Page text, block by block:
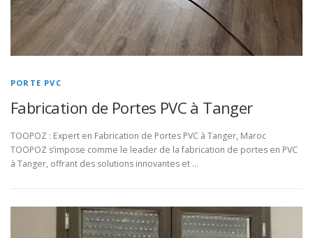
PORTE PVC
Fabrication de Portes PVC à Tanger
TOOPOZ : Expert en Fabrication de Portes PVC à Tanger, Maroc
TOOPOZ s’impose comme le leader de la fabrication de portes en PVC
à Tanger, offrant des solutions innovantes et …